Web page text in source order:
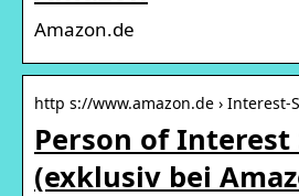
Amazon.de
http s://www.amazon.de › Interest-
Person of Interest
(exklusiv bei